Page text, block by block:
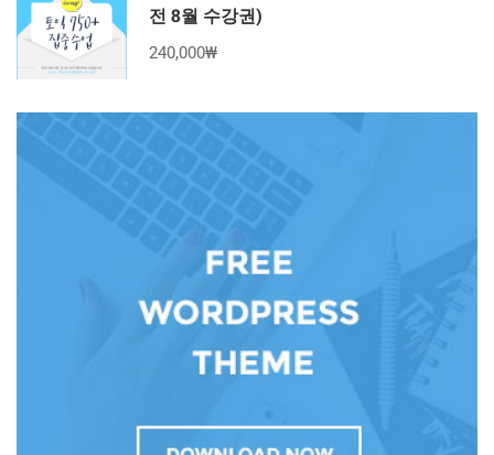
전 8월 수강권)
240,000₩